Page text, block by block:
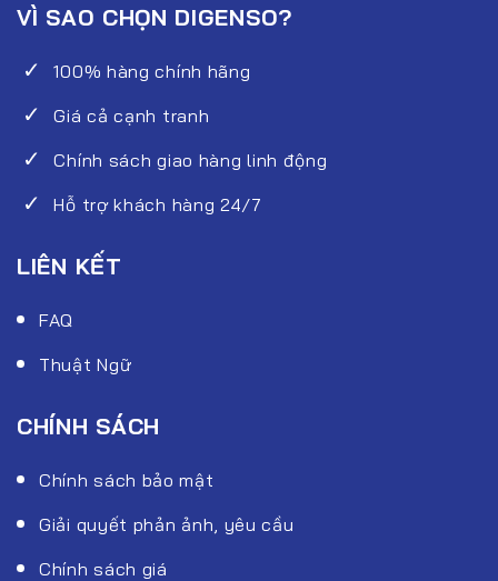
VÌ SAO CHỌN DIGENSO?
100% hàng chính hãng
Giá cả cạnh tranh
Chính sách giao hàng linh động
Hỗ trợ khách hàng 24/7
LIÊN KẾT
FAQ
Thuật Ngữ
CHÍNH SÁCH
Chính sách bảo mật
Giải quyết phản ảnh, yêu cầu
Chính sách giá